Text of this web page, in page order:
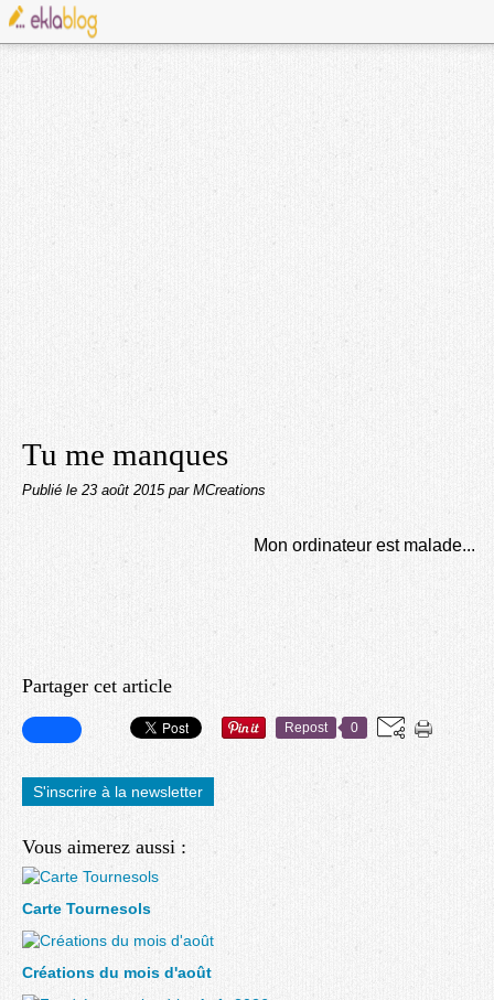
Tu me manques
Publié le 23 août 2015 par MCreations
Mon ordinateur est malade...
Partager cet article
Repost 0
S'inscrire à la newsletter
Vous aimerez aussi :
Carte Tournesols
Créations du mois d'août